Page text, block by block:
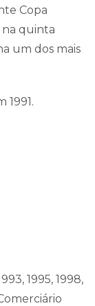
Copa
na quinta
um dos mais
1991.
1995, 1998,